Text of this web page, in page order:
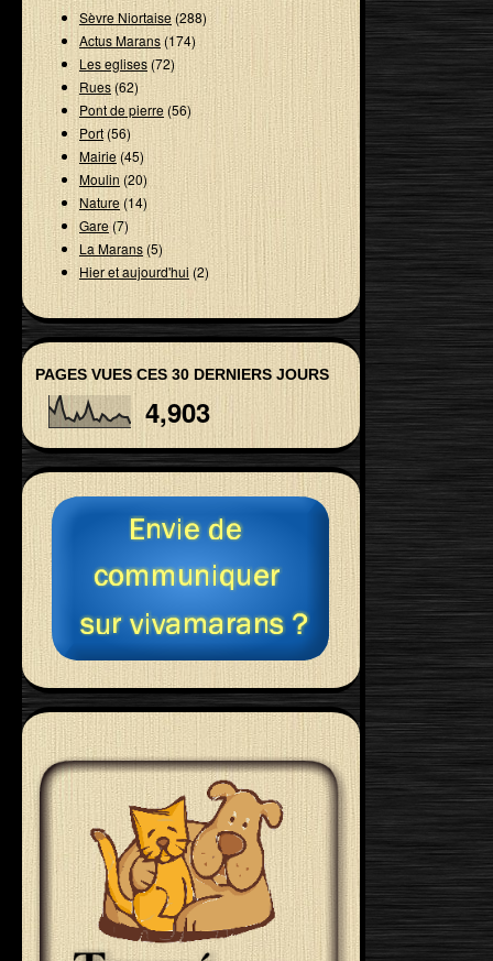
Sèvre Niortaise(288)
Actus Marans (174)
Les eglises(72)
Rues(62)
Pont de pierre(56)
Port(56)
Mairie(45)
Moulin(20)
Nature(14)
Gare (7)
La Marans(5)
Hier et aujourd'hui (2)
PAGES VUES CES 30 DERNIERS JOURS
4,903